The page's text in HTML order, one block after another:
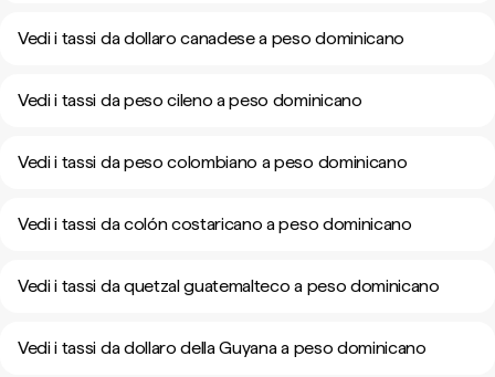
Vedi i tassi da dollaro canadese a peso dominicano
Vedi i tassi da peso cileno a peso dominicano
Vedi i tassi da peso colombiano a peso dominicano
Vedi i tassi da colón costaricano a peso dominicano
Vedi i tassi da quetzal guatemalteco a peso dominicano
Vedi i tassi da dollaro della Guyana a peso dominicano